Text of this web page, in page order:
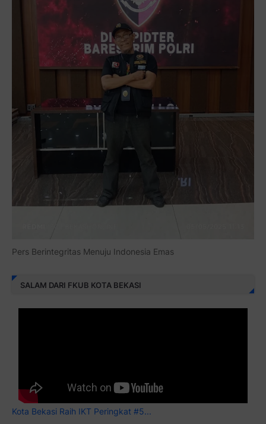
Pers Berintegritas Menuju Indonesia Emas
SALAM DARI FKUB KOTA BEKASI
Kota Bekasi Raih IKT Peringkat #5...